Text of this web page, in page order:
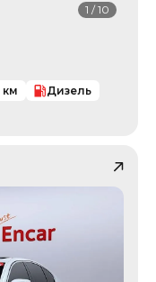
1 /10
км
Дизель